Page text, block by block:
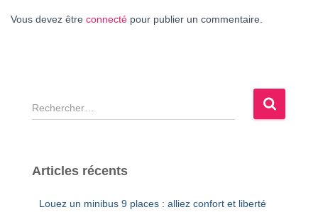
Vous devez être connecté pour publier un commentaire.
R
e
e
Articles récents
Louez un minibus 9 places : alliez confort et liberté